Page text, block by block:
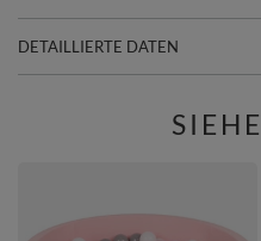
DETAILLIERTE DATEN